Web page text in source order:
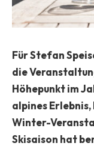
Für Stefan
die
Höhepunkt im
alpines Erlebnis,
Winter-
Skisaison hat